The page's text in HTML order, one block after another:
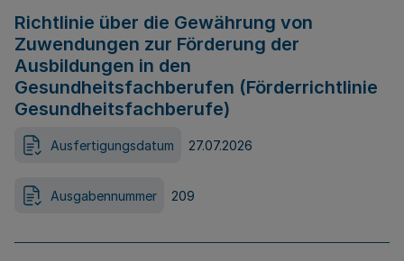
Richtlinie über die Gewährung von
Zuwendungen zur Förderung der
Ausbildungen in den
Gesundheitsfachberufen (Förderrichtlinie
Gesundheitsfachberufe)
Ausfertigungsdatum 27.07.2026
Ausgabennummer 209